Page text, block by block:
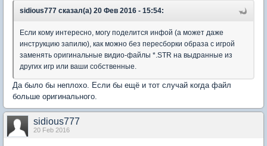
sidious777 сказал(а) 20 Фев 2016 - 15:54:
Если кому интересно, могу поделится инфой (а может даже
инструкцию запилю), как можно без пересборки образа с игрой
заменять оригинальные видио-файлы *.STR на выдранные из
других игр или ваши собственные.
Да было бы неплохо. Если бы ещё и тот случай когда файл
больше оригинального.
sidious777
20 Feb 2016